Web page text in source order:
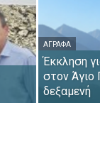
ΆΓΡΑΦΑ
Έκκληση
στον Άγιο
δεξαμενή